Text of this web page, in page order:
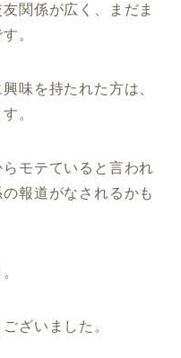
関係が広く、まだま
。
味を持たれた方は、
。
モテていると言われ
報道がなされるかも
ざいました。